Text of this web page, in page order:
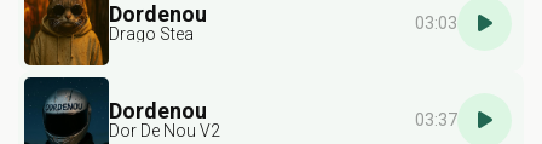
Dordenou
Drago Stea
03:03
Dordenou
Dor De Nou V2
03:37